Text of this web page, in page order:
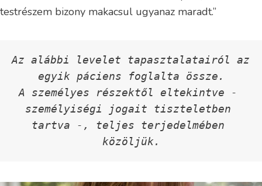
testrészem bizony makacsul ugyanaz maradt.”
Az alábbi levelet tapasztalatairól az
egyik páciens foglalta össze.
A személyes részektől eltekintve -
személyiségi jogait tiszteletben
tartva -, teljes terjedelmében
közöljük.